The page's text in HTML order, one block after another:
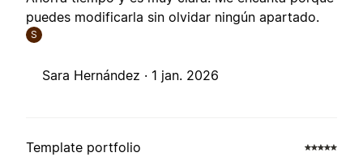
puedes modificarla sin olvidar ningún apartado.
S
Sara Hernández · 1 jan. 2026
Template portfolio